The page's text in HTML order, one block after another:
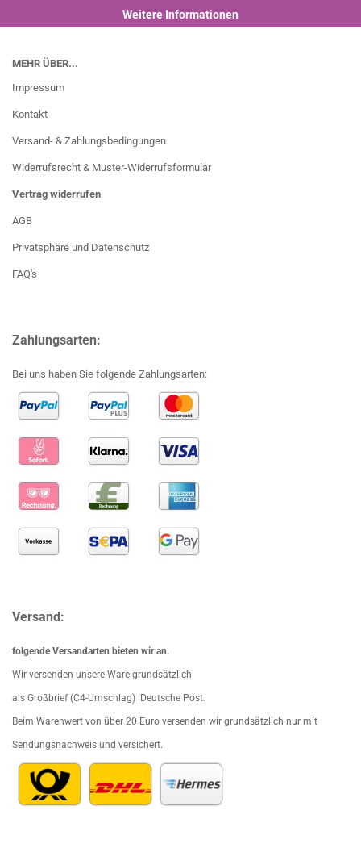
Weitere Informationen
MEHR ÜBER...
Impressum
Kontakt
Versand- & Zahlungsbedingungen
Widerrufsrecht & Muster-Widerrufsformular
Vertrag widerrufen
AGB
Privatsphäre und Datenschutz
FAQ's
Zahlungsarten:
Bei uns haben Sie folgende Zahlungsarten:
Versand:
folgende Versandarten bieten wir an.
Wir versenden unsere Ware grundsätzlich
als Großbrief (C4-Umschlag) Deutsche Post.
Beim Warenwert von über 20 Euro versenden wir grundsätzlich nur mit
Sendungsnachweis und versichert.